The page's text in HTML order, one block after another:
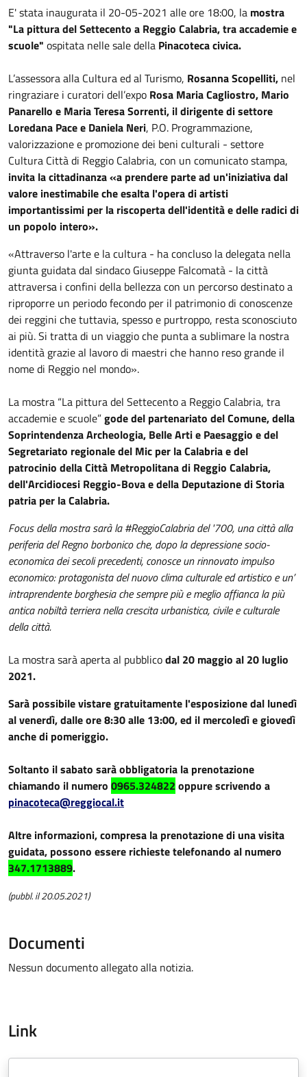
E' stata inaugurata il 20-05-2021 alle ore 18:00, la mostra
"La pittura del Settecento a Reggio Calabria, tra accademie e
scuole" ospitata nelle sale della Pinacoteca civica.
L’assessora alla Cultura ed al Turismo, Rosanna Scopelliti, nel
ringraziare i curatori dell’expo Rosa Maria Cagliostro, Mario
Panarello e Maria Teresa Sorrenti, il dirigente di settore
Loredana Pace e Daniela Neri, P.O. Programmazione,
valorizzazione e promozione dei beni culturali - settore
Cultura Città di Reggio Calabria, con un comunicato stampa,
invita la cittadinanza «a prendere parte ad un'iniziativa dal
valore inestimabile che esalta l'opera di artisti
importantissimi per la riscoperta dell'identità e delle radici di
un popolo intero».
«Attraverso l'arte e la cultura - ha concluso la delegata nella
giunta guidata dal sindaco Giuseppe Falcomatà - la città
attraversa i confini della bellezza con un percorso destinato a
riproporre un periodo fecondo per il patrimonio di conoscenze
dei reggini che tuttavia, spesso e purtroppo, resta sconosciuto
ai più. Si tratta di un viaggio che punta a sublimare la nostra
identità grazie al lavoro di maestri che hanno reso grande il
nome di Reggio nel mondo».
La mostra “La pittura del Settecento a Reggio Calabria, tra
accademie e scuole”gode del partenariato del Comune, della
Soprintendenza Archeologia, Belle Arti e Paesaggio e del
Segretariato regionale del Mic per la Calabria e del
patrocinio della Città Metropolitana di Reggio Calabria,
dell'Arcidiocesi Reggio-Bova e della Deputazione di Storia
patria per la Calabria.
Focus della mostra sarà la #ReggioCalabria del '700, una città alla
periferia del Regno borbonico che, dopo la depressione socio-
economica dei secoli precedenti, conosce un rinnovato impulso
economico: protagonista del nuovo clima culturale ed artistico e un’
intraprendente borghesia che sempre più e meglio affianca la più
antica nobiltà terriera nella crescita urbanistica, civile e culturale
della città.
La mostra sarà aperta al pubblicodal 20 maggio al 20 luglio
2021.
Sarà possibile vistare gratuitamente l'esposizione dal lunedì
al venerdì, dalle ore 8:30 alle 13:00, ed il mercoledì e giovedì
anche di pomeriggio.
Soltanto il sabato sarà obbligatoria la prenotazione
chiamando il numero 0965.324822 oppure scrivendo a
pinacoteca@reggiocal.it
Altre informazioni, compresa la prenotazione di una visita
guidata, possono essere richieste telefonando al numero
347.1713889.
(pubbl. il 20.05.2021)
Documenti
Nessun documento allegato alla notizia.
Link